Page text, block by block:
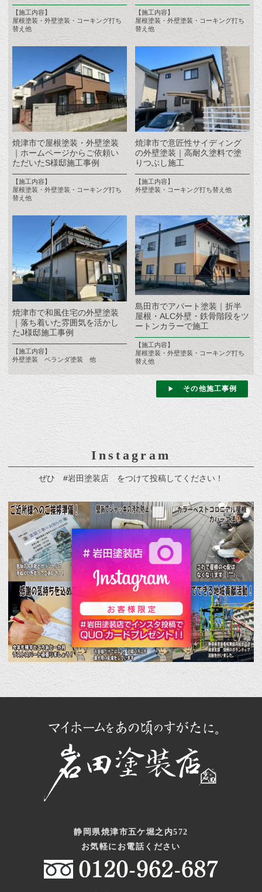
【施工内容】
屋根塗装・外壁塗装・コーキング打ち
替え他
【施工内容】
屋根塗装・外壁塗装・コーキング打ち
替え他
焼津市で屋根塗装・外壁塗装
｜ホームページからご依頼い
ただいたS様邸施工事例
【施工内容】
屋根塗装・外壁塗装・コーキング打ち
替え他
焼津市で意匠性サイディング
の外壁塗装｜高耐久塗料で塗
りつぶし施工
【施工内容】
外壁塗装・コーキング打ち替え他
焼津市で和風住宅の外壁塗装
｜落ち着いた雰囲気を活かし
たJ様邸施工事例
【施工内容】
外壁塗装 ベランダ塗装 他
島田市でアパート塗装｜折半
屋根・ALC外壁・鉄骨階段をツ
ートンカラーで施工
【施工内容】
屋根塗装・外壁塗装・コーキング打ち
替え他
その他施工事例
Instagram
ぜひ #岩田塗装店 をつけて投稿してください！
静岡県焼津市五ケ堀之内572
お気軽にお電話ください